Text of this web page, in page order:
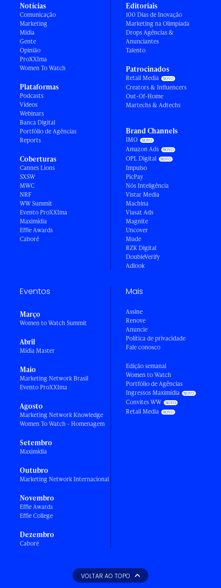
Notícias
Comunicação
Marketing
Mídia
Gente
Opinião
ProXXIma
Women To Watch
Plataformas
Podcasts
Vídeos
Webinars
Banca Digital
Portfólio de Agências
Reports
Coberturas
Cannes Lions
SXSW
MWC
NRF
WW Summit
Evento ProXXIma
Maximídia
Effie Awards
Caboré
Editoriais
100 Dias de Inovação
Marketing na Olimpíada
Drops Agências &
Anunciantes
Talento
Patrocinados
Retail Media
Creators & Influencers
Out-Of-Home
Martechs & Adtechs
Brand Channels
IMO
Amazon Ads
OPL Digital
Impulso
PicPay
Nós Inteligência
Vistar Media
Machina
Viasat Ads
Magnite
Uncover
Mude
RZK Digital
DoubleVerify
Adlook
Eventos
Março
Women to Watch Summit
Abril
Mídia Master
Maio
Marketing Network Brasil
Evento ProXXIma
Agosto
Marketing Network Knowledge
Women To Watch - Homenagem
Setembro
Maximídia
Outubro
Marketing Network Internacional
Novembro
Effie Awards
Effie College
Dezembro
Caboré
Mais
Assine
Renove
Anuncie
Política de privacidade
Fale conosco
Edição semanal
Women to Watch
Portfólio de Agências
Ingressos Maximídia
Convites WW
Retail Media
VOLTAR AO TOPO